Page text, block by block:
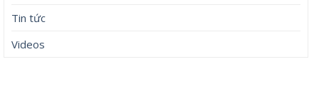
Tin tức
Videos